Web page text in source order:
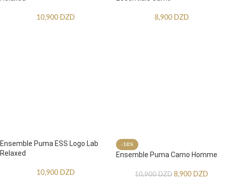
10,900 DZD 8,900 DZD
Ensemble Puma ESS Logo Lab
Relaxed
10,900 DZD
-18%
Ensemble Puma Camo Homme
10,900DZD 8,900 DZD